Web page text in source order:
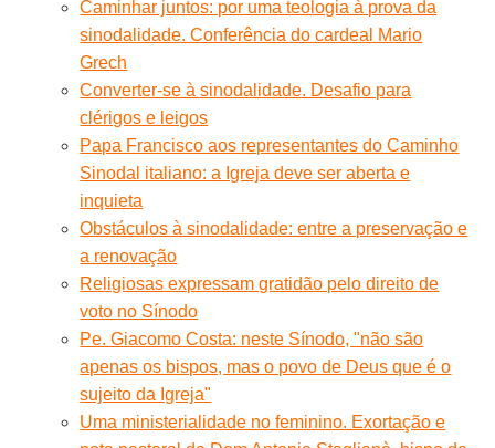
Caminhar juntos: por uma teologia à prova da
sinodalidade. Conferência do cardeal Mario
Grech
Converter-se à sinodalidade. Desafio para
clérigos e leigos
Papa Francisco aos representantes do Caminho
Sinodal italiano: a Igreja deve ser aberta e
inquieta
Obstáculos à sinodalidade: entre a preservação e
a renovação
Religiosas expressam gratidão pelo direito de
voto no Sínodo
Pe. Giacomo Costa: neste Sínodo, "não são
apenas os bispos, mas o povo de Deus que é o
sujeito da Igreja"
Uma ministerialidade no feminino. Exortação e